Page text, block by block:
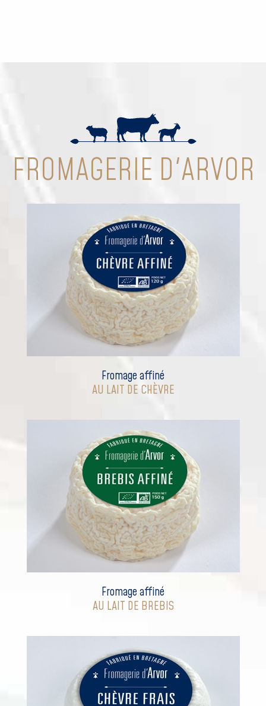
FROMAGERIE D'ARVOR
Fromage affiné
AU LAIT DE CHÈVRE
Fromage affiné
AU LAIT DE BREBIS